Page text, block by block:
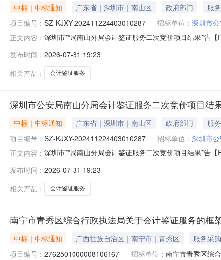
中标｜中标通知 广东省｜深圳市｜南山区 政府部门
服务
项目编号： SZ-KJXY-202411224403010287 招标单位： 深圳市
正文内容： 深圳市**局南山分局会计鉴证服务二次竞价项目结果*告
山**分局经济犯罪侦查大队中国船舶集团深圳海洋科技
发布时间： 2026-07-31 19:23
相关产品：
会计鉴证服务
深圳市公安局南山分局会计鉴证服务二次竞价项目结
中标｜中标通知 广东省｜深圳市｜南山区 政府部门
服务
项目编号： SZ-KJXY-202411224403010287 招标单位： 深圳市
正文内容： 深圳市**局南山分局会计鉴证服务二次竞价项目结果*告
山**分局经济犯罪侦查大队1.8非国家工作人员受贿案（
发布时间： 2026-07-31 19:23
相关产品：
会计鉴证服务
南宁市青秀区综合行政执法局关于会计鉴证服务的框
中标｜中标通知 广西壮族自治区｜南宁市｜青秀区
服务采购
项目编号： 2762501000008106167 招标单位： 南宁市青秀区综